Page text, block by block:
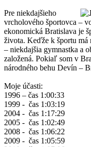
Pre niekdajšieho
vrcholového športovca –
ekonomická Bratislava je
života. Keďže k športu
– niekdajšia gymnastka a
založená. Pokiaľ som v
národného behu Devín –
Moje účasti:
1996 – čas 1:00:33
1999 - čas 1:03:19
2004 - čas 1:17:29
2005 - čas 1:02:49
2008 - čas 1:06:22
2009 - čas 1:05:59